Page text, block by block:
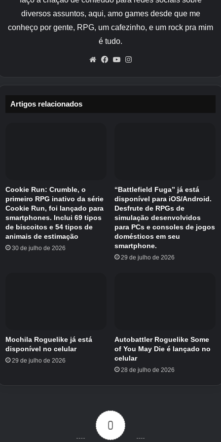
Muito de seu apelo vem de transformar
momentos comuns, como lavar roupa, tomar
café ou ir para a cama, em divertidas cenas
animadas. Eles também se concentram em
emoções familiares, incluindo amor, sonolência,
Assim, em Pixel Starships, a colaboração
Cada membro da tripulação vem com sua
própria personalidade e função. Mimi pode
parecer o membro mais saudável do grupo,
mas pode destruir salas controladas pelo
inimigo, tornando os ataques de abordagem
vantagem aos navios durante o combate. O
resto da escalação, incluindo Birb, Poku, Piko e
Kojo, permite que os capitães construam
equipes com todos os seis personagens do
Então, agora você pode recrutar os
personagens KennyGifs em Pixel Starships e
atribuí-los a estações, enviá-los para batalhas e
diversos assuntos, aqui, amo games desde que me
conheço por gente, RPG, um cafezinho, e um rock pra mim
é tudo.
WebsiteFacebook
YouTube
Artigos relacionados
Cookie Run: Crumble, o
primeiro RPG inativo da série
Cookie Run, foi lançado para
smartphones. Inclui 69 tipos
de biscoitos e 54 tipos de
animais de estimação
30 de julho de 2026
“Battlefield Fuga” já está
disponível para iOS/Android.
Desfrute de RPGs de
simulação desenvolvidos
para PCs e consoles de jogos
domésticos em seu
smartphone.
29 de julho de 2026
Mochila Roguelike já está
disponível no celular
29 de julho de 2026
Autobattler Roguelike Some
of You May Die é lançado no
celular
28 de julho de 2026
0